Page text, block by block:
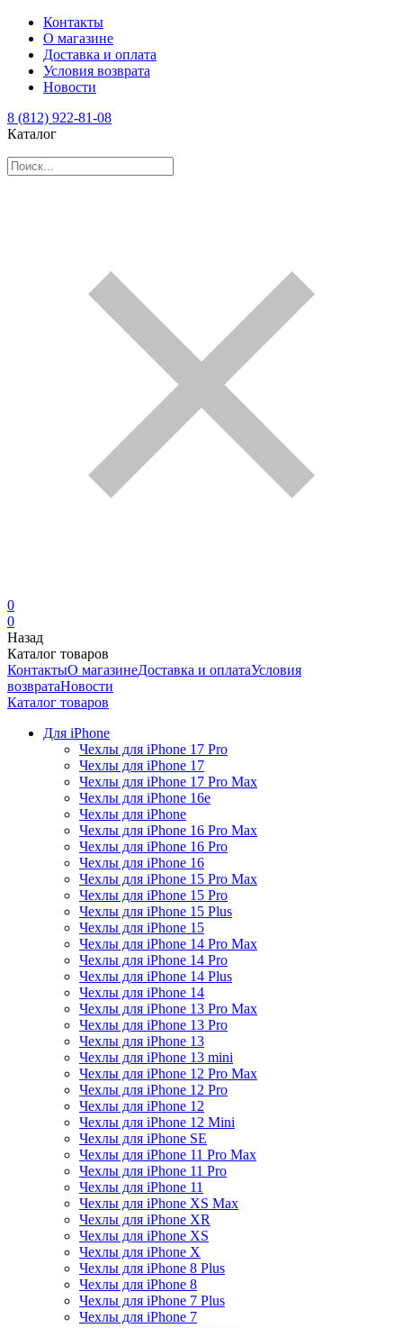
Контакты
О магазине
Доставка и оплата
Условия возврата
Новости
8 (812) 922-81-08
Каталог
0
0
Назад
Каталог товаров
КонтактыО магазинеДоставка и оплатаУсловия
возвратаНовости
Каталог товаров
Для iPhone
Чехлы для iPhone 17 Pro
Чехлы для iPhone 17
Чехлы для iPhone 17 Pro Max
Чехлы для iPhone 16e
Чехлы для iPhone
Чехлы для iPhone 16 Pro Max
Чехлы для iPhone 16 Pro
Чехлы для iPhone 16
Чехлы для iPhone 15 Pro Max
Чехлы для iPhone 15 Pro
Чехлы для iPhone 15 Plus
Чехлы для iPhone 15
Чехлы для iPhone 14 Pro Max
Чехлы для iPhone 14 Pro
Чехлы для iPhone 14 Plus
Чехлы для iPhone 14
Чехлы для iPhone 13 Pro Max
Чехлы для iPhone 13 Pro
Чехлы для iPhone 13
Чехлы для iPhone 13 mini
Чехлы для iPhone 12 Pro Max
Чехлы для iPhone 12 Pro
Чехлы для iPhone 12
Чехлы для iPhone 12 Mini
Чехлы для iPhone SE
Чехлы для iPhone 11 Pro Max
Чехлы для iPhone 11 Pro
Чехлы для iPhone 11
Чехлы для iPhone XS Max
Чехлы для iPhone XR
Чехлы для iPhone XS
Чехлы для iPhone X
Чехлы для iPhone 8 Plus
Чехлы для iPhone 8
Чехлы для iPhone 7 Plus
Чехлы для iPhone 7